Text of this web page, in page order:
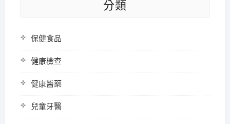
分類
保健食品
健康檢查
健康醫藥
兒童牙醫